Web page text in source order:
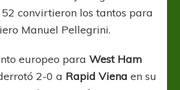
convirtieron los tantos para
Manuel Pellegrini.
europeo paraWest Ham
2-0 a Rapid Viena en su